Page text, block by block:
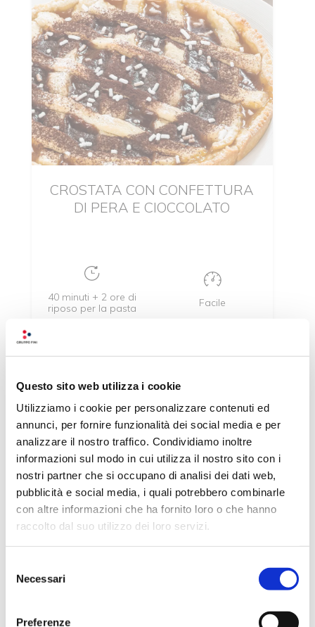
Questo sito web utilizza i cookie
Utilizziamo i cookie per personalizzare contenuti ed
annunci, per fornire funzionalità dei social media e per
analizzare il nostro traffico. Condividiamo inoltre
informazioni sul modo in cui utilizza il nostro sito con i
nostri partner che si occupano di analisi dei dati web,
pubblicità e social media, i quali potrebbero combinarle
con altre informazioni che ha fornito loro o che hanno
raccolto dal suo utilizzo dei loro servizi.
delNecessari
Preferenze
CROSTATA CON CONFETTURA
DI PERA E CIOCCOLATO
40 minuti + 2 ore di
riposo per la pasta
Facile
CROSTATA ALLE MANDORLE